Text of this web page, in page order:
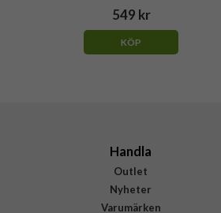
549 kr
KÖP
Handla
Outlet
Nyheter
Varumärken